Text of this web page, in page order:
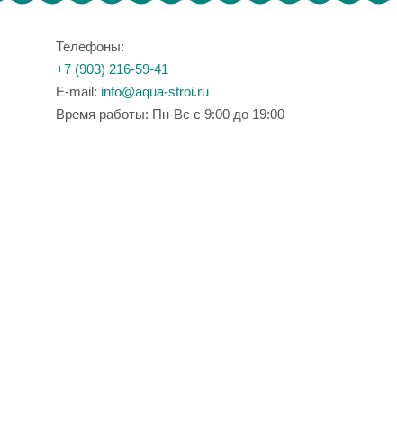
Телефоны:
+7 (903) 216-59-41
E-mail: info@aqua-stroi.ru
Время работы: Пн-Вс с 9:00 до 19:00